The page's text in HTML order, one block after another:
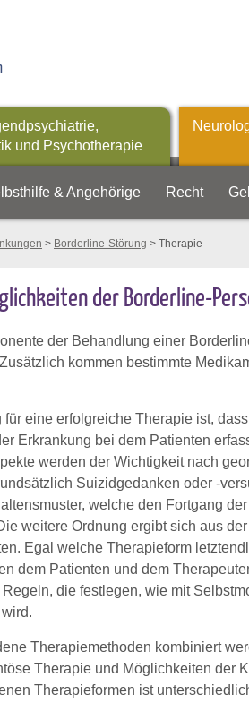
und Psychotherapie
& Angehörige Recht
> Borderline-Störung > Therapie
der Borderline-
der Behandlung einer
kommen bestimmte
für eine erfolgreiche Therapie ist,
Erkrankung bei dem Patienten
werden der Wichtigkeit nach
Suizidgedanken oder -
welche den Fortgang
weitere Ordnung ergibt sich aus
Egal welche Therapieform
dem Patienten und dem
die festlegen, wie mit
Therapiemethoden kombiniert
Therapie und Möglichkeiten der
Therapieformen ist